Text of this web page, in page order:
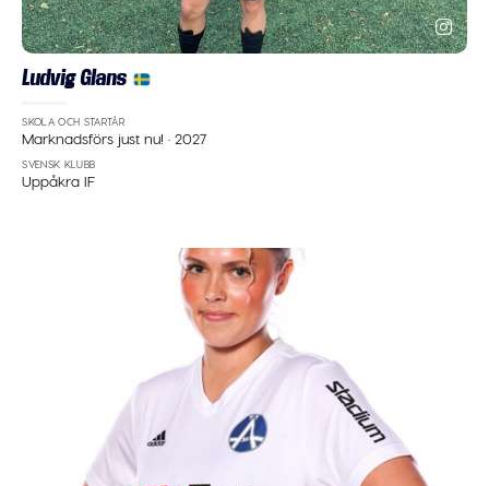
Ludvig Glans
SKOLA OCH STARTÅR
Marknadsförs just nu!·2027
SVENSK KLUBB
Uppåkra IF